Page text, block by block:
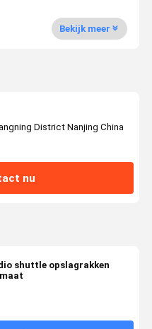
Bekijk meer
District Nanjing China
nu
shuttle opslagrakken